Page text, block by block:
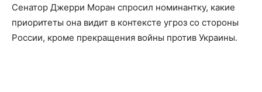
Сенатор Джерри Моран спросил номинантку, какие
приоритеты она видит в контексте угроз со стороны
России, кроме прекращения войны против Украины.